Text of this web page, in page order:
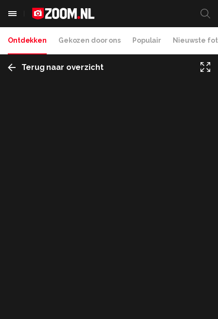
Ontdekken Gekozen door ons Populair Nieuwste
Terug naar overzicht